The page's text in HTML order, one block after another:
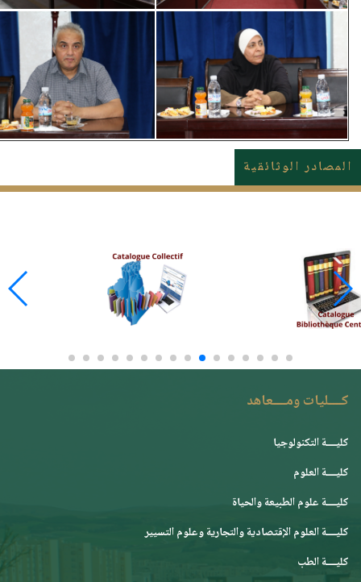
المصادر الوثائقية
كــــليات ومــــعاهد
كليــــة التكنولوجيا
كليــــة العلوم
كليــــة علوم الطبيعة والحياة
كليــــة العلوم الإقتصادية والتجارية وعلوم التسيير
كليــــة الطب